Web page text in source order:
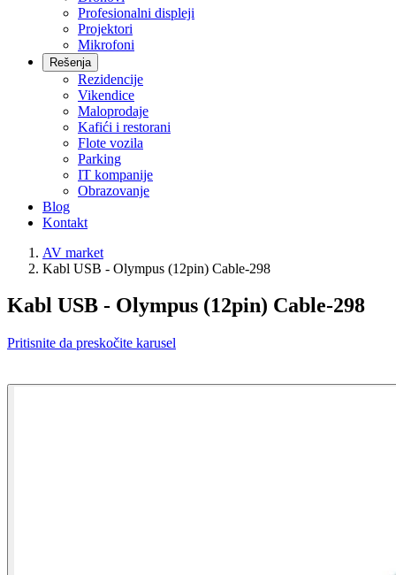
Profesionalni displeji
Projektori
Mikrofoni
Rešenja
Rezidencije
Vikendice
Maloprodaje
Kafići i restorani
Flote vozila
Parking
IT kompanije
Obrazovanje
Blog
Kontakt
AV market
Kabl USB - Olympus (12pin) Cable-298
Kabl USB - Olympus (12pin) Cable-298
Pritisnite da preskočite karusel